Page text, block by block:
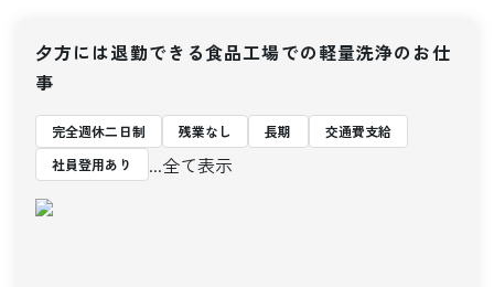
夕方には退勤できる食品工場での軽量洗浄のお仕
事
完全週休二日制 残業なし 長期
交通費支給
社員登用あり
...全て表示